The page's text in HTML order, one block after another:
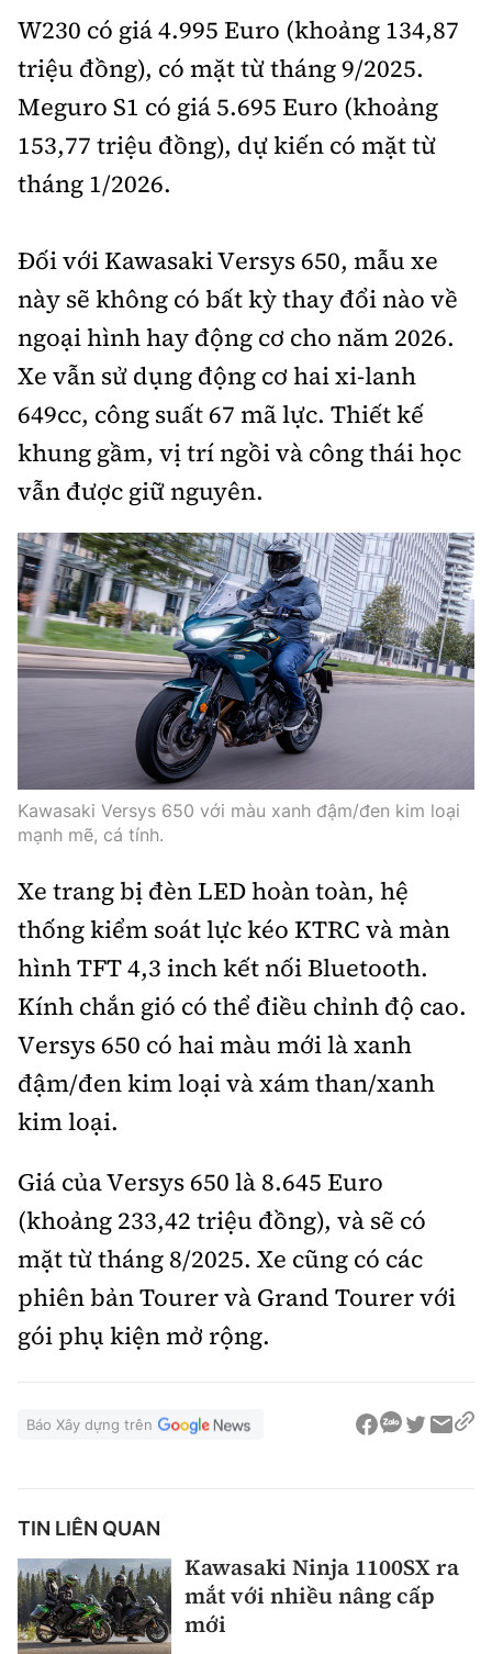
W230 có giá 4.995 Euro (khoảng 134,87
triệu đồng), có mặt từ tháng 9/2025.
Meguro S1 có giá 5.695 Euro (khoảng
153,77 triệu đồng), dự kiến có mặt từ
tháng 1/2026.
Đối với Kawasaki Versys 650, mẫu xe
này sẽ không có bất kỳ thay đổi nào về
ngoại hình hay động cơ cho năm 2026.
Xe vẫn sử dụng động cơ hai xi-lanh
649cc, công suất 67 mã lực. Thiết kế
khung gầm, vị trí ngồi và công thái học
vẫn được giữ nguyên.
Kawasaki Versys 650 với màu xanh đậm/đen kim loại
mạnh mẽ, cá tính.
Xe trang bị đèn LED hoàn toàn, hệ
thống kiểm soát lực kéo KTRC và màn
hình TFT 4,3 inch kết nối Bluetooth.
Kính chắn gió có thể điều chỉnh độ cao.
Versys 650 có hai màu mới là xanh
đậm/đen kim loại và xám than/xanh
kim loại.
Giá của Versys 650 là 8.645 Euro
(khoảng 233,42 triệu đồng), và sẽ có
mặt từ tháng 8/2025. Xe cũng có các
phiên bản Tourer và Grand Tourer với
gói phụ kiện mở rộng.
Báo Xây dựng trên
TIN LIÊN QUAN
Kawasaki Ninja 1100SX ra
mắt với nhiều nâng cấp
mới